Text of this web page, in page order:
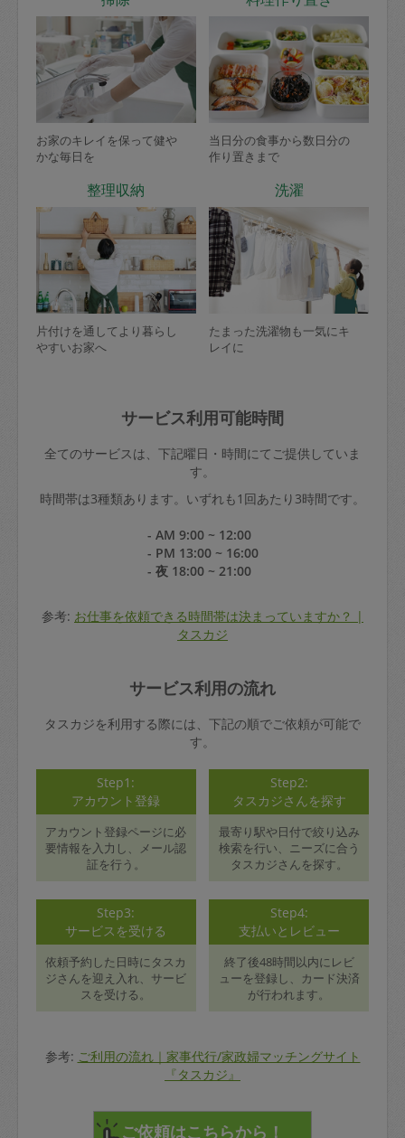
お家のキレイを保って健や
かな毎日を
当日分の食事から数日分の
作り置きまで
整理収納
片付けを通してより暮らし
やすいお家へ
洗濯
たまった洗濯物も一気にキ
レイに
サービス利用可能時間
全てのサービスは、下記曜日・時間にてご提供していま
す。
時間帯は3種類あります。いずれも1回あたり3時間です。
- AM 9:00 ~ 12:00
- PM 13:00 ~ 16:00
- 夜 18:00 ~ 21:00
参考: お仕事を依頼できる時間帯は決まっていますか？ |
タスカジ
サービス利用の流れ
タスカジを利用する際には、下記の順でご依頼が可能で
す。
Step1:
アカウント登録
アカウント登録ページに必
要情報を入力し、メール認
証を行う。
Step2:
タスカジさんを探す
最寄り駅や日付で絞り込み
検索を行い、ニーズに合う
タスカジさんを探す。
Step3:
サービスを受ける
依頼予約した日時にタスカ
ジさんを迎え入れ、サービ
スを受ける。
Step4:
支払いとレビュー
終了後48時間以内にレビ
ューを登録し、カード決済
が行われます。
参考: ご利用の流れ｜家事代行/家政婦マッチングサイト
『タスカジ』